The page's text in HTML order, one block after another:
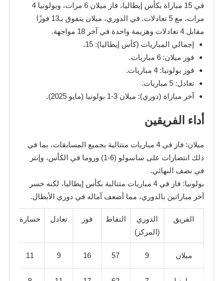
في 15 مباراة بكأس إيطاليا، فاز ميلان 6 مرات، وبولونيا 4
مرات، مع 5 تعادلات. في الدوري، ميلان يتفوق بـ13 فوزًا
مقابل 4 تعادلات وهزيمة واحدة في آخر 18 مواجهة.
إجمالي المباريات (كأس إيطاليا): 15.
فوز ميلان: 6 مباريات.
فوز بولونيا: 4 مباريات.
تعادل: 5 مباريات.
آخر مباراة (دوري): ميلان 3-1 بولونيا (مايو 2025).
أداء الفريقين
ميلان: فاز في 4 مباريات متتالية بجميع المسابقات، بما في
ذلك انتصارات على ساسولو (6-1) وروما في الكأس، وإنتر
في نصف النهائي.
بولونيا: فاز في 4 مباريات متتالية بكأس إيطاليا، لكنه خسر
آخر مباراتين بالدوري، مما أضعف آماله في دوري الأبطال.
الفريق
الدوري
(المركز)
النقاط فوز تعادل خسارة
ميلان 9
57
16
9
11